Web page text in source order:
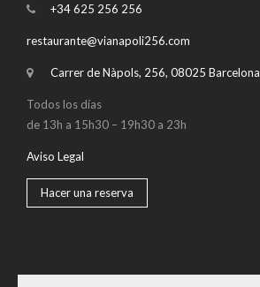
+34 625 256 256
restaurante@vianapoli256.com
Carrer de Nàpols, 256, 08025 Barcelona
Todos los días
de 13h a 15h30 – 19h30 a 23h
Aviso Legal
Hacer una reserva